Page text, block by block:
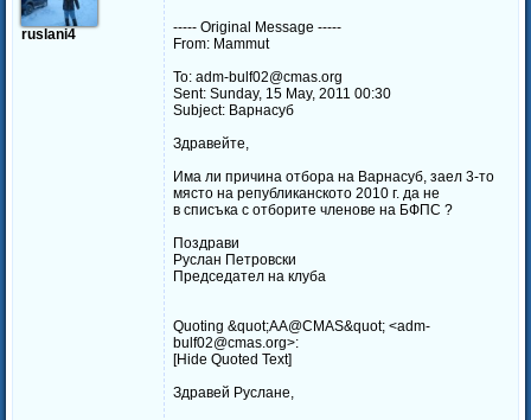
ruslani4
----- Original Message -----
From: Mammut
To: adm-bulf02@cmas.org
Sent: Sunday, 15 May, 2011 00:30
Subject: Варнасуб
Здравейте,
Има ли причина отбора на Варнасуб, заел 3-то
място на републиканското 2010 г. да не
в списъка с отборите членове на БФПС ?
Поздрави
Руслан Петровски
Председател на клуба
Quoting &quot;AA@CMAS&quot; <adm-
bulf02@cmas.org>:
[Hide Quoted Text]
Здравей Руслане,